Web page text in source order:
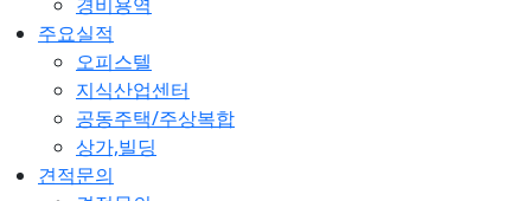
주요실적
오피스텔
지식산업센터
공동주택/주상복합
상가,빌딩
견적문의